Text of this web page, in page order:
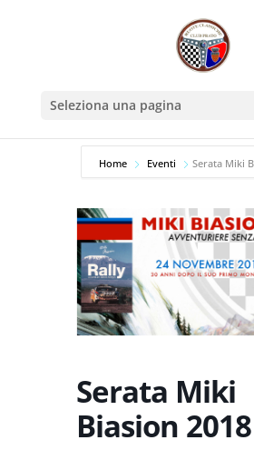
Seleziona una pagina
Home Eventi Serata Miki
Serata Miki
Biasion 2018